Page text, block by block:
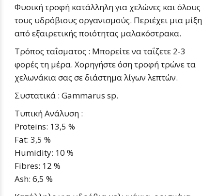
Φυσική τροφή κατάλληλη για χελώνες και όλους
τους υδρόβιους οργανισμούς. Περιέχει μια μίξη
από εξαιρετικής ποιότητας μαλακόστρακα.
Τρόπος ταΐσματος : Μπορείτε να ταΐζετε 2-3
φορές τη μέρα. Χορηγήστε όση τροφή τρώνε τα
χελωνάκια σας σε διάστημα λίγων λεπτών.
Συστατικά : Gammarus sp.
Τυπική Ανάλυση :
Proteins: 13,5 %
Fat: 3,5 %
Humidity: 10 %
Fibres: 12 %
Ash: 6,5 %